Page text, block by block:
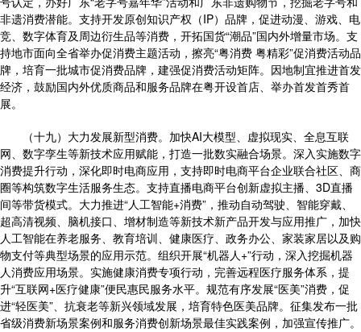
非遗消费潜能。支持开发原创知识产权（IP）品牌，促进动漫、游戏、电
竞、数字体育及周边衍生品等消费，开拓国货“潮品”国内外增量市场。支
持地市面向全省举办促消费主题活动，擦亮“粤消费 粤精彩”促消费活动品
牌，培育一批城市促消费品牌，建强促消费活动矩阵。因地制宜推进首发
经济，鼓励国内外优质商品和服务品牌在粤开设首店、举办首发首秀首
展。
（十九）大力发展新型消费。加快AI大模型、虚拟现实、全息互联
网、数字孪生等新技术应用赋能，打造一批数实融合场景。深入实施数字
消费提升行动，深化即时电商应用，支持即时电商平台企业联合社区、商
圈等构筑数字生活服务生态。支持直播电商平台创新虚拟主播、3D直播
间等带货模式。大力推进“人工智能+消费”，推动自动驾驶、智能穿戴、
超高清视频、脑机接口、增材制造等新技术新产品开发与应用推广，加快
人工智能在养老服务、教育培训、健康医疗、政务办公、家装家居以及购
物支付等典型场景的应用示范。组织开展“机器人+”行动，深入挖掘机器
人消费应用场景。实施健康消费专项行动，完善远程医疗服务体系，提
升“互联网+医疗健康”便民惠民服务水平。规范有序发展“医美”消费，促
进“轻医美”、抗衰老等新兴领域发展，培育特色医美品牌。征集发布一批
省级消费新场景案例和服务消费创新场景最佳实践案例，加强宣传推广。